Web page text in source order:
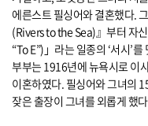
에른스트 필싱어와 결혼했다.
(Rivers to the Sea)』부터 자
“To E”)」라는 일종의 ‘서시’
부부는 1916년에 뉴욕시로 이
이혼하였다. 필싱어와 그녀의
잦은 출장이 그녀를 외롭게 했